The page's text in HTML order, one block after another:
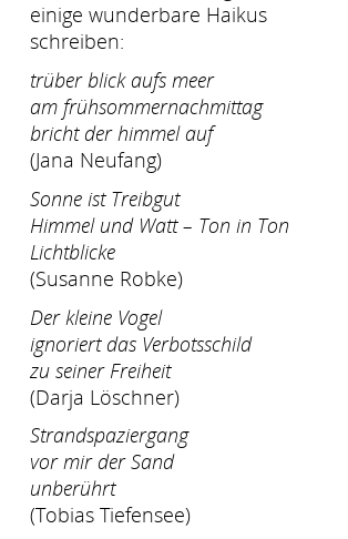
einige wunderbare Haikus
schreiben:
trüber blick aufs meer
am frühsommernachmittag
bricht der himmel auf
(Jana Neufang)
Sonne ist Treibgut
Himmel und Watt – Ton in Ton
Lichtblicke
(Susanne Robke)
Der kleine Vogel
ignoriert das Verbotsschild
zu seiner Freiheit
(Darja Löschner)
Strandspaziergang
vor mir der Sand
unberührt
(Tobias Tiefensee)